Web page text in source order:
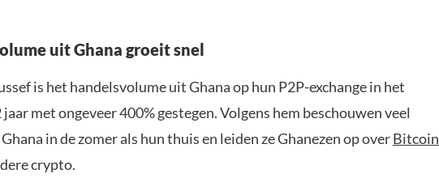
uit Ghana groeit snel
is het handelsvolume uit Ghana op hun P2P-exchange in het
met ongeveer 400% gestegen. Volgens hem beschouwen veel
in de zomer als hun thuis en leiden ze Ghanezen op overBitcoin
crypto.